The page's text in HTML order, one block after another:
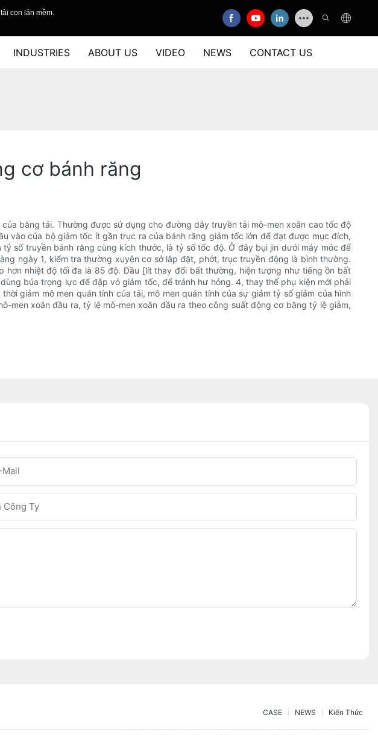
con lăn mềm.
INDUSTRIES ABOUT US VIDEO NEWS CONTACT US
cơ bánh răng
băng tải. Thường được sử dụng cho đường dây truyền tải mô-men xoắn cao tốc độ
vào của bộ giảm tốc ít gần trục ra của bánh răng giảm tốc lớn để đạt được mục đích,
số truyền bánh răng cùng kích thước, là tỷ số tốc độ. Ở đây bụi jin dưới máy móc để
ngày 1, kiểm tra thường xuyên cơ sở lắp đặt, phớt, trục truyền động là bình thường.
nhiệt độ tối đa là 85 độ. Dầu [lít thay đổi bất thường, hiện tượng như tiếng ồn bất
búa trọng lực để đập vỏ giảm tốc, để tránh hư hỏng. 4, thay thế phụ kiện mới phải
giảm mô men quán tính của tải, mô men quán tính của sự giảm tỷ số giảm của hình
men xoắn đầu ra, tỷ lệ mô-men xoắn đầu ra theo công suất động cơ bằng tỷ lệ giảm,
Mail
Công Ty
Kiến Thức
NEWS
CASE